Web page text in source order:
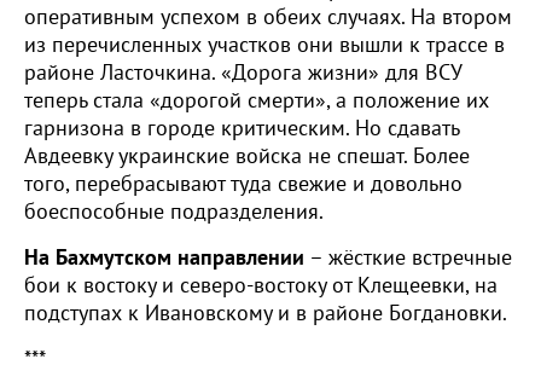
оперативным успехом в обеих случаях. На втором
из перечисленных участков они вышли к трассе в
районе Ласточкина. «Дорога жизни» для ВСУ
теперь стала «дорогой смерти», а положение их
гарнизона в городе критическим. Но сдавать
Авдеевку украинские войска не спешат. Более
того, перебрасывают туда свежие и довольно
боеспособные подразделения.
На Бахмутском направлении – жёсткие встречные
бои к востоку и северо-востоку от Клещеевки, на
подступах к Ивановскому и в районе Богдановки.
***